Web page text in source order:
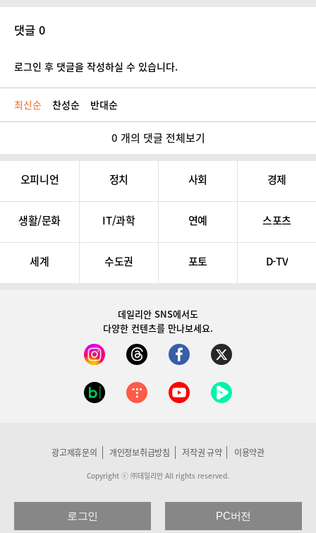
댓글 0
로그인 후 댓글을 작성하실 수 있습니다.
최신순 찬성순 반대순
0 개의 댓글 전체보기
오피니언 정치 사회 경제
생활/문화 IT/과학 연예 스포츠
세계 수도권 포토 D-TV
데일리안 SNS에서도
다양한 컨텐츠를 만나보세요.
광고제휴문의 개인정보취급방침 저작권 규약 이용약관
Copyright ⓒ ㈜데일리안 All rights reserved.
로그인 PC버전